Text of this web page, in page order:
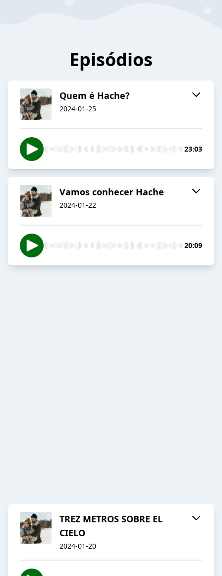
Episódios
Quem é Hache?
2024-01-25
23:03
Vamos conhecer Hache
2024-01-22
20:09
TREZ METROS SOBRE EL
CIELO
2024-01-20